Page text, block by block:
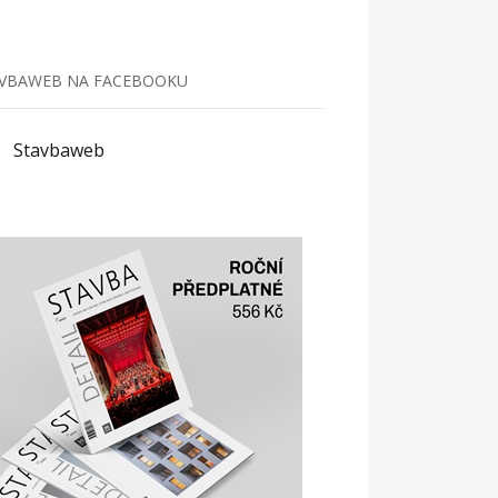
NA FACEBOOKU
Stavbaweb